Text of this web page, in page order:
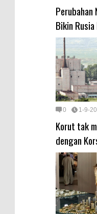
Perubahan
Bikin
0 1-9-
Korut tak
dengan